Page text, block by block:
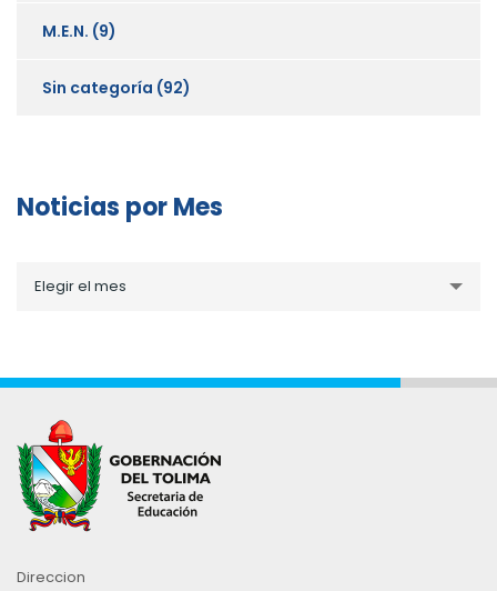
M.E.N. (9)
Sin categoría (92)
Noticias por Mes
porElegir el mes
Direccion